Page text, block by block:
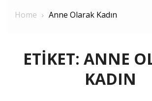
Home Anne Olarak Kadın
ETIKET: ANNE
KADIN